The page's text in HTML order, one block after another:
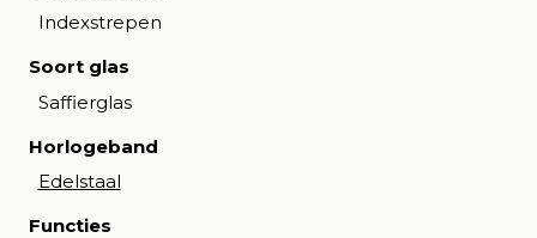
Indexstrepen
Soort glas
Saffierglas
Horlogeband
Edelstaal
Functies